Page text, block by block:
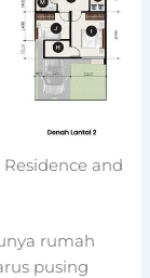
and
rumah
pusing